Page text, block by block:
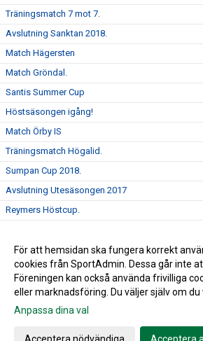
Träningsmatch 7 mot 7.
Avslutning Sanktan 2018.
Match Hägersten
Match Gröndal.
Santis Summer Cup
Höstsäsongen igång!
Match Örby IS
Träningsmatch Högalid.
Sumpan Cup 2018.
Avslutning Utesäsongen 2017
Reymers Höstcup.
Höstsäsongen igång!
Santis Summer Cup.
Gå till Webbversion
För att hemsidan ska fungera korrekt
cookies från SportAdmin. Dessa går inte
Föreningen kan också använda frivilliga
eller marknadsföring. Du väljer själv om du
Anpassa dina val